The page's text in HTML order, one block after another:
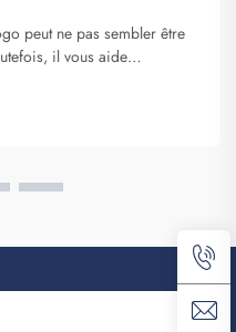
peut ne pas sembler être
il vous aide
de la marque. Vous savez,